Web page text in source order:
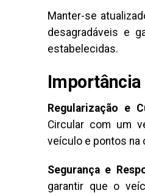
Manter-se
desagradáveis e
estabelecidas.
Regularização e
Circular com um
veículo e pontos na
Segurança e
garantir que o